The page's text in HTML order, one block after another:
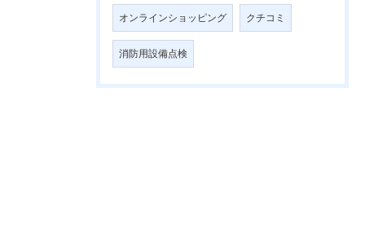
オンラインショッピング クチコミ
消防用設備点検